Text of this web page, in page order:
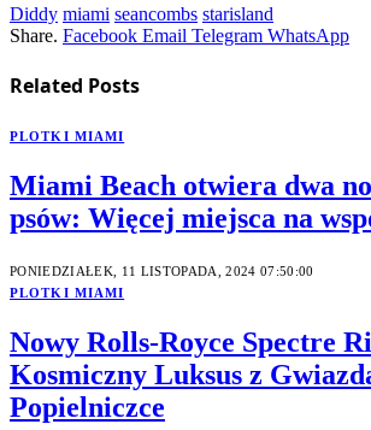
Diddy miami seancombs starisland
Share. Facebook Email Telegram WhatsApp
Related Posts
PLOTKI MIAMI
Miami Beach otwiera dwa
psów: Więcej miejsca na
PONIEDZIAŁEK, 11 LISTOPADA, 2024 07:50:00
PLOTKI MIAMI
Nowy Rolls-Royce Spectre
Kosmiczny Luksus z
Popielniczce